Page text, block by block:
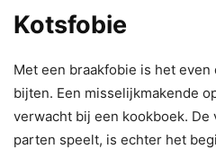
Kotsfobie
Met een braakfobie is het
bijten. Een misselijkmakende
verwacht bij een kookboek.
parten speelt, is echter het